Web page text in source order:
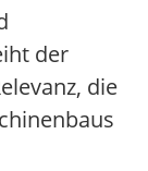
der
die